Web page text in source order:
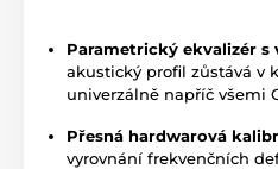
Parametrický ekvalizér s
akustický profil zůstává v
univerzálně napříč všemi
Přesná hardwarová
vyrovnání frekvenčních